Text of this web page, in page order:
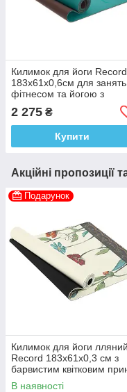
Килимок для йоги Record
183x61x0,6см для занять
фітнесом та йогою з
2 275 ₴
Купити
Акційні пропозиції
Подарунок
Килимок для йоги лляний
Record 183x61x0,3 см з
барвистим квітковим
В наявності